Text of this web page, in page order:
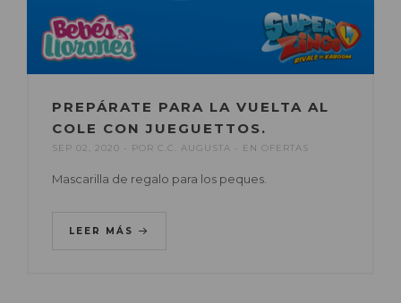
PREPÁRATE PARA LA VUELTA AL
COLE CON JUEGUETTOS.
SEP 02, 2020 POR C.C. AUGUSTA EN OFERTAS
Mascarilla de regalo para los peques.
LEER MÁS